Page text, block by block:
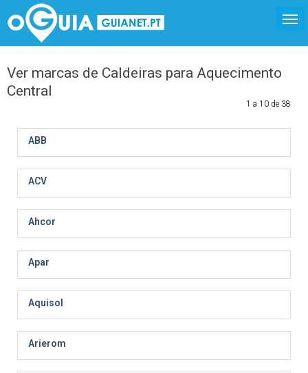
Ver marcas de Caldeiras para Aquecimento
Central
1 a 10 de 38
ABB
ACV
Ahcor
Apar
Aquisol
Arierom